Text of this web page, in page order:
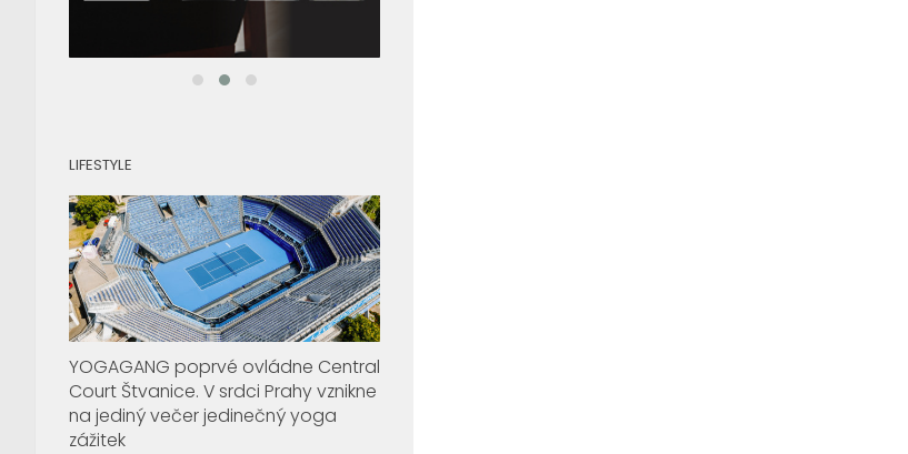
LIFESTYLE
YOGAGANG poprvé ovládne Central
Court Štvanice. V srdci Prahy vznikne
na jediný večer jedinečný yoga
zážitek